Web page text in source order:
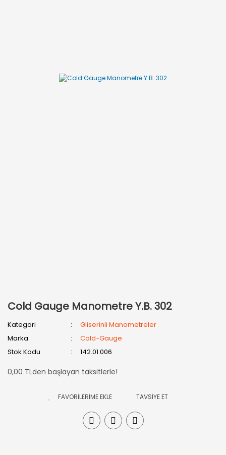
Cold Gauge Manometre Y.B. 302
Kategori
Gliserinli Manometreler
Marka
Cold-Gauge
Stok Kodu
142.01.006
0,00 TLden başlayan taksitlerle!
TAVSİYE ET